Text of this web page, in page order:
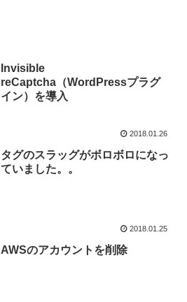
Invisible
reCaptcha（WordPressプラグ
イン）を導入
2018.01.26
タグのスラッグがボロボロになっ
ていました。。
2018.01.25
AWSのアカウントを削除